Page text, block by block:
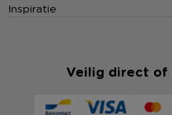
Inspiratie
Veilig direct of